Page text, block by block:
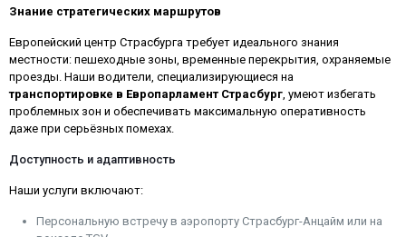
Знание стратегических маршрутов
Европейский центр Страсбурга требует идеального знания
местности: пешеходные зоны, временные перекрытия, охраняемые
проезды. Наши водители, специализирующиеся на
транспортировке в Европарламент Страсбург, умеют избегать
проблемных зон и обеспечивать максимальную оперативность
даже при серьёзных помехах.
Доступность и адаптивность
Наши услуги включают:
Персональную встречу в аэропорту Страсбург-Анцайм или на